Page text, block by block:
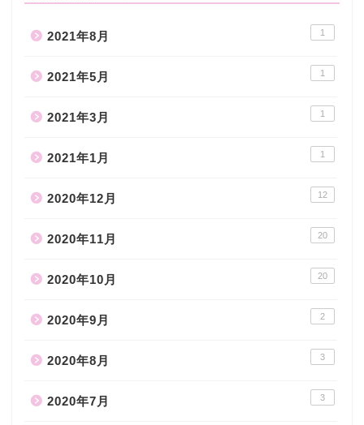
2021年8月 1
2021年5月 1
2021年3月 1
2021年1月 1
2020年12月 12
2020年11月 20
2020年10月 20
2020年9月 2
2020年8月 3
2020年7月 3